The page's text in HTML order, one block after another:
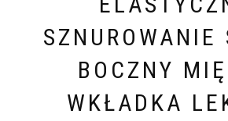
SZNUROWANIE
BOCZNY
WKŁADKA